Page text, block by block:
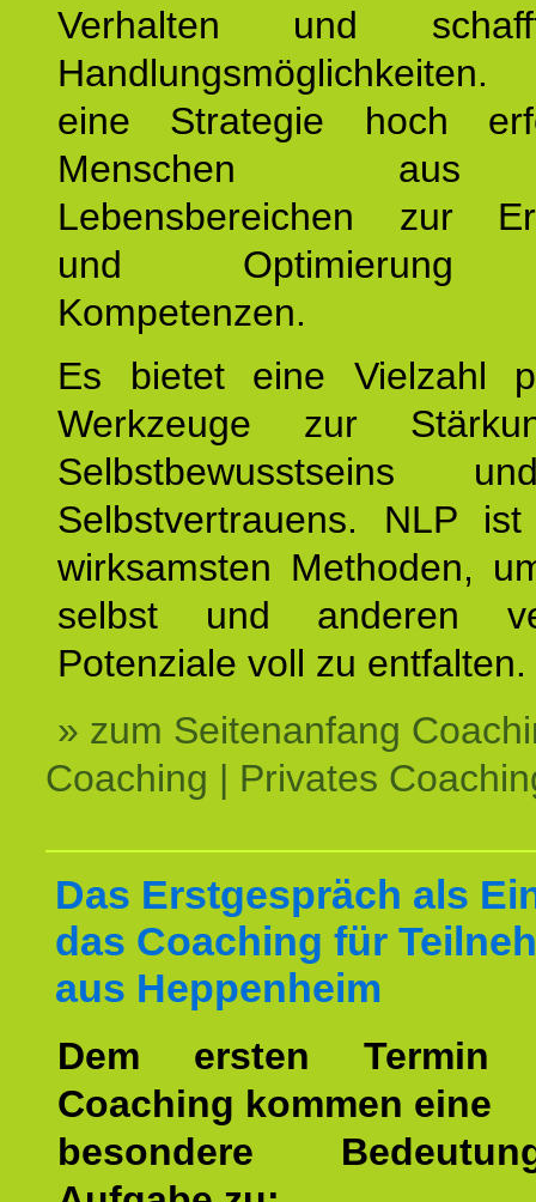
Verhalten und
eine Strategie hoch
Menschen
Lebensbereichen zur
und Optimierung
Kompetenzen.
Es bietet eine Vielzahl
Werkzeuge zur
Selbstbewusstseins
Selbstvertrauens. NLP
wirksamsten Methoden,
selbst und anderen
Potenziale voll zu entfalten.
» zum Seitenanfang
Coaching | Privates
Das Erstgespräch als
das Coaching für
aus Heppenheim
Dem ersten
Coaching kommen eine
besondere